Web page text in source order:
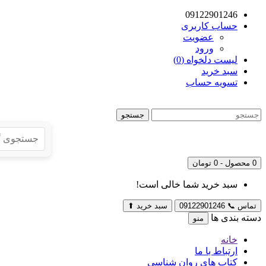
09122901246
حساب کاربری
عضویت
ورود
لیست دلخواه (0)
سبد خرید
تسویه حساب
جستجو
0 محصول - 0 تومان
سبد خرید شما خالی است!
تماس 📞
09122901246 سبد خرید ⬆
دسته بندی ها منو
خانه
ارتباط با ما
کتاب های روان شناسی